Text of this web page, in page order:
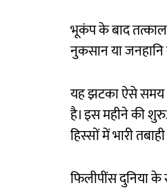
भूकंप के बाद तत्काल
नुकसान या जनहानि
यह झटका ऐसे समय
है। इस महीने की
हिस्सों में भारी
फिलीपींस दुनिया के